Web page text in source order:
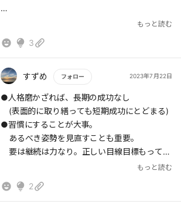
個人のミッションステートメント、すなわち個
自分にとって何が一番重要な価値かを見極める
こと。
→自分にとっては「穏やかであること」「みん
なが笑顔で楽しめること」か。
> 第2の習慣はリーダーシップ(優先すべきこと
を決める)であり、第3の習慣はマネジメント
(優先すべきことを優先して行えるようにする
> 自分を律して実行することがマネジメントに
は必要である。
理解だけでなく実践して初めて本書の価値を感
意味を理解できると思う。
もっと読む
3
すずめ フォロー 2023年7月22日
もっと読む
●人格磨かざれば、長期の成功なし
(表面的に取り繕っても短期成功にとどまる)
●習慣にすることが大事。
あるべき姿勢を見直すことも重要。
要は継続は力なり。正しい目線目標もって。
を俯瞰的に見てみる
もっと読む
2